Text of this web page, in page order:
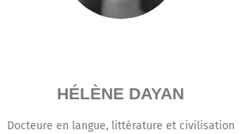
des concours et à optimiser votre candidature
HÉLÈNE DAYAN
Docteure en langue, littérature et civilisation